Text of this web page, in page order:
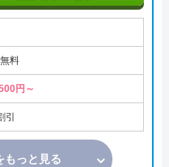
料
円～
もっと見る